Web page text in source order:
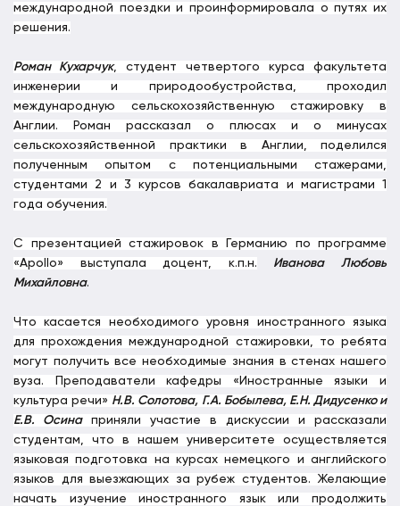
международной поездки и проинформировала о путях их
решения.
Роман Кухарчук, студент четвертого курса факультета
инженерии и природообустройства, проходил
международную сельскохозяйственную стажировку в
Англии. Роман рассказал о плюсах и о минусах
сельскохозяйственной практики в Англии, поделился
полученным опытом с потенциальными стажерами,
студентами 2 и 3 курсов бакалавриата и магистрами 1
года обучения.
С презентацией стажировок в Германию по программе
«Apollo» выступала доцент, к.п.н.
Иванова
Любовь
Михайловна.
Что касается необходимого уровня иностранного языка
для прохождения международной стажировки, то ребята
могут получить все необходимые знания в стенах нашего
вуза. Преподаватели кафедры «Иностранные языки и
культура речи» Н.В. Солотова, Г.А. Бобылева, Е.Н. Дидусенко и
Е.В. Осинаприняли участие в дискуссии и рассказали
студентам, что в нашем университете осуществляется
языковая подготовка на курсах немецкого и английского
языков для выезжающих за рубеж студентов. Желающие
начать изучение иностранного язык или продолжить